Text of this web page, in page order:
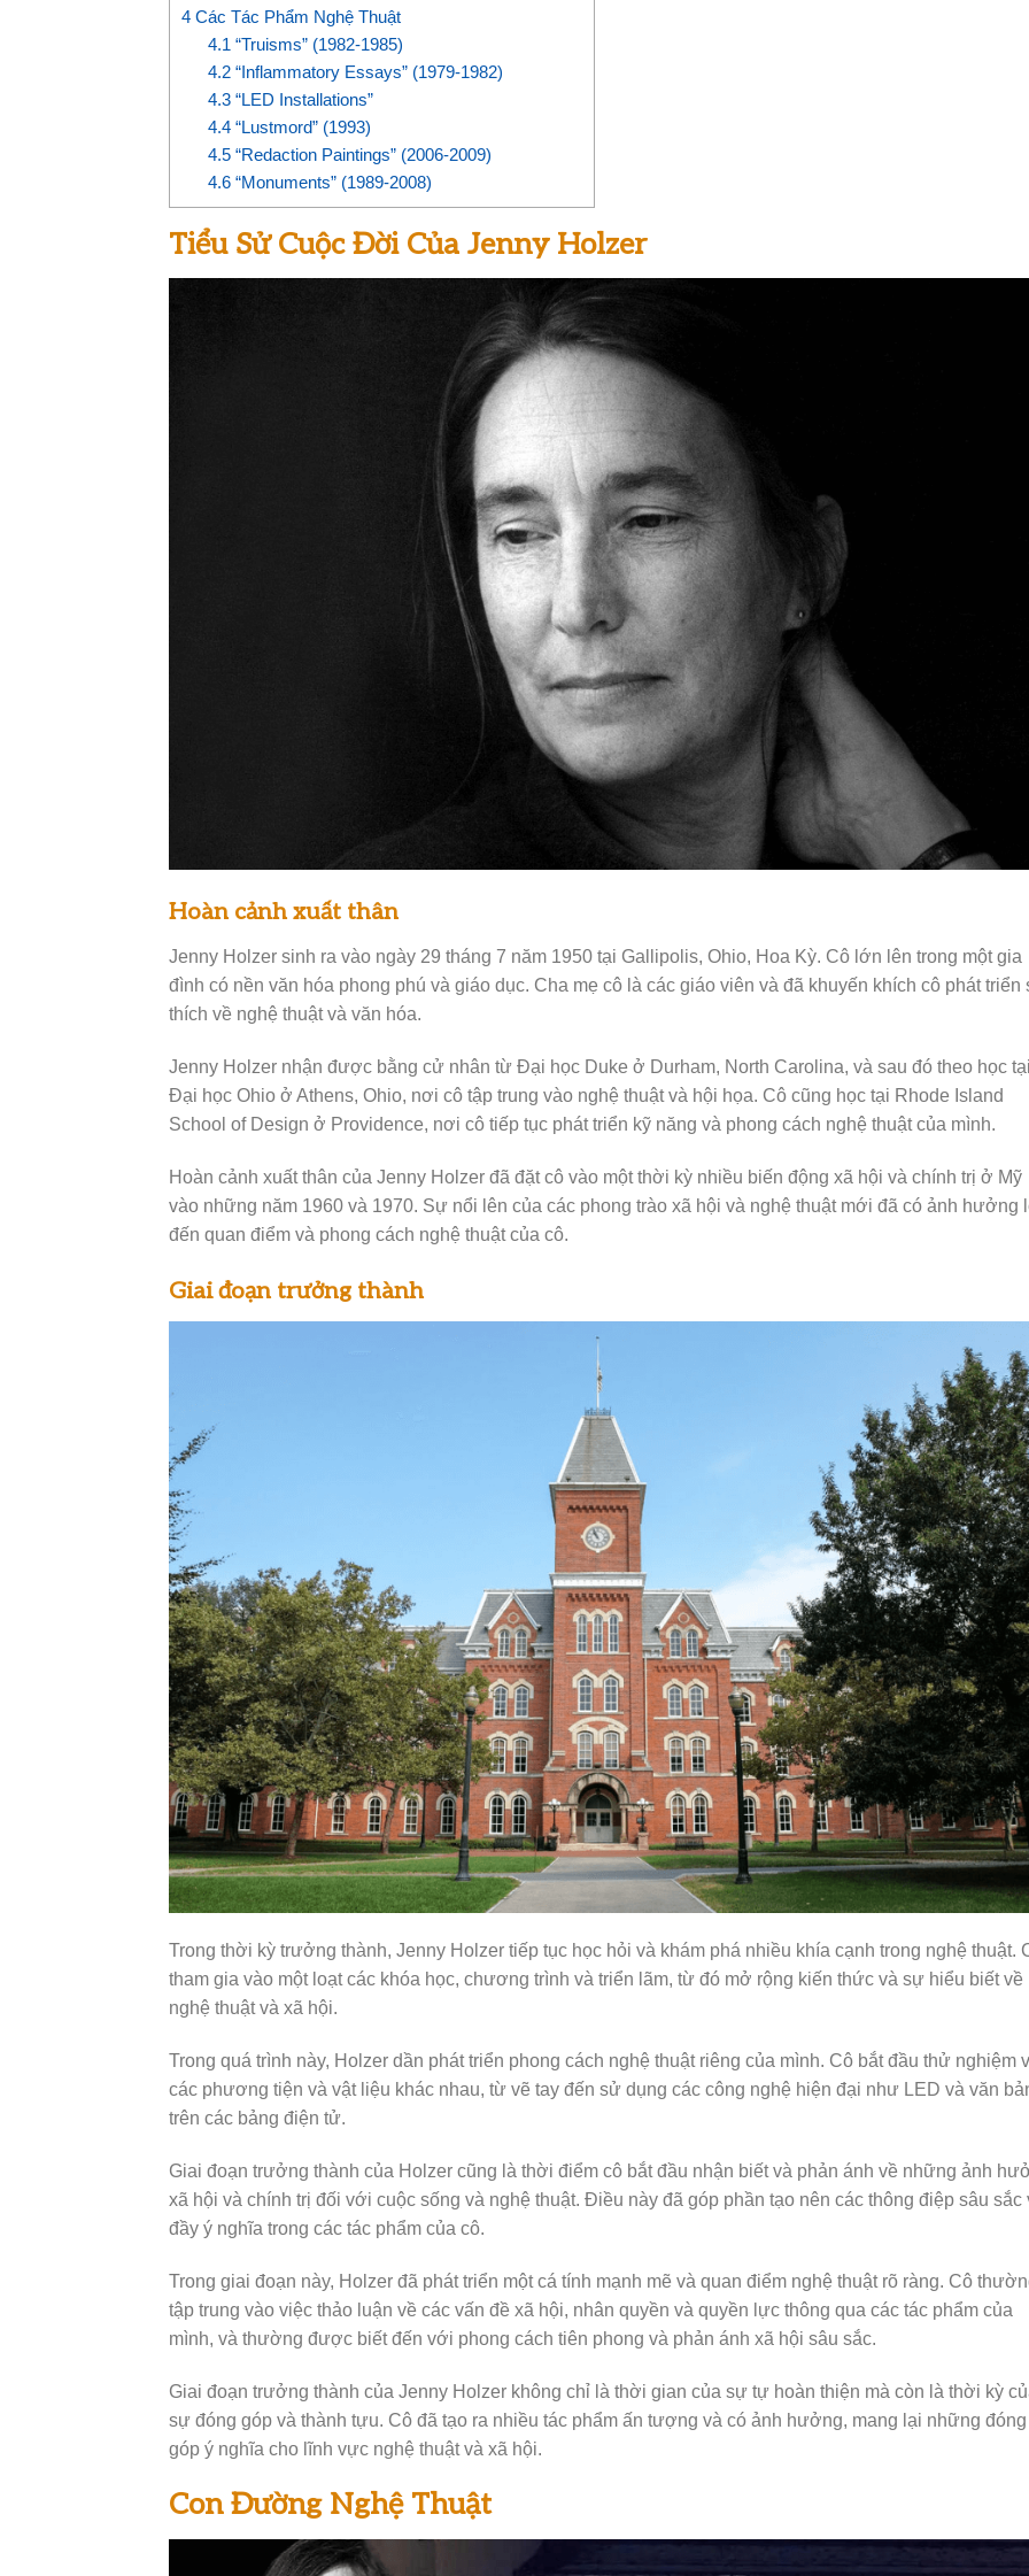
4 Các Tác Phẩm Nghệ Thuật
4.1 “Truisms” (1982-1985)
4.2“Inflammatory Essays” (1979-1982)
4.3“LED Installations”
4.4“Lustmord” (1993)
4.5“Redaction Paintings” (2006-2009)
4.6“Monuments” (1989-2008)
Tiểu Sử Cuộc Đời Của Jenny Holzer
Hoàn cảnh xuất thân
Jenny Holzer sinh ra vào ngày 29 tháng 7 năm 1950 tại Gallipolis, Ohio, Hoa Kỳ. Cô lớn lên trong một gia
đình có nền văn hóa phong phú và giáo dục. Cha mẹ cô là các giáo viên và đã khuyến khích cô phát triển
thích về nghệ thuật và văn hóa.
Jenny Holzer nhận được bằng cử nhân từ Đại học Duke ở Durham, North Carolina, và sau đó theo học
Đại học Ohio ở Athens, Ohio, nơi cô tập trung vào nghệ thuật và hội họa. Cô cũng học tại Rhode Island
School of Design ở Providence, nơi cô tiếp tục phát triển kỹ năng và phong cách nghệ thuật của mình.
Hoàn cảnh xuất thân của Jenny Holzer đã đặt cô vào một thời kỳ nhiều biến động xã hội và chính trị ở Mỹ
vào những năm 1960 và 1970. Sự nổi lên của các phong trào xã hội và nghệ thuật mới đã có ảnh hưởng
đến quan điểm và phong cách nghệ thuật của cô.
Giai đoạn trưởng thành
Trong thời kỳ trưởng thành, Jenny Holzer tiếp tục học hỏi và khám phá nhiều khía cạnh trong nghệ thuật.
tham gia vào một loạt các khóa học, chương trình và triển lãm, từ đó mở rộng kiến thức và sự hiểu biết về
nghệ thuật và xã hội.
Trong quá trình này, Holzer dần phát triển phong cách nghệ thuật riêng của mình. Cô bắt đầu thử nghiệm
các phương tiện và vật liệu khác nhau, từ vẽ tay đến sử dụng các công nghệ hiện đại như LED và văn
trên các bảng điện tử.
Giai đoạn trưởng thành của Holzer cũng là thời điểm cô bắt đầu nhận biết và phản ánh về những ảnh
xã hội và chính trị đối với cuộc sống và nghệ thuật. Điều này đã góp phần tạo nên các thông điệp sâu sắc
đầy ý nghĩa trong các tác phẩm của cô.
Trong giai đoạn này, Holzer đã phát triển một cá tính mạnh mẽ và quan điểm nghệ thuật rõ ràng. Cô
tập trung vào việc thảo luận về các vấn đề xã hội, nhân quyền và quyền lực thông qua các tác phẩm của
mình, và thường được biết đến với phong cách tiên phong và phản ánh xã hội sâu sắc.
Giai đoạn trưởng thành của Jenny Holzer không chỉ là thời gian của sự tự hoàn thiện mà còn là thời kỳ
sự đóng góp và thành tựu. Cô đã tạo ra nhiều tác phẩm ấn tượng và có ảnh hưởng, mang lại những đóng
góp ý nghĩa cho lĩnh vực nghệ thuật và xã hội.
Con Đường Nghệ Thuật